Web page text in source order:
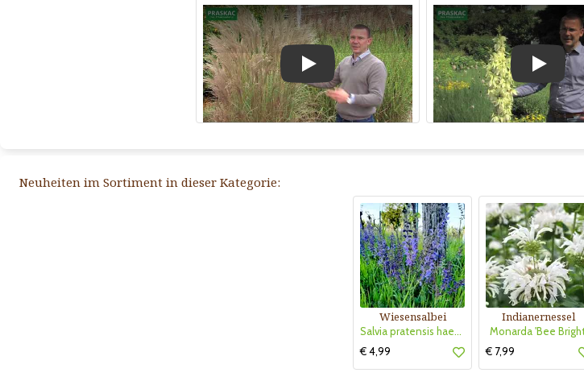
Play Play
Neuheiten im Sortiment in dieser Kategorie:
Wiesensalbei
Salvia pratensis haematodes
€ 4,99
Indianernessel
Monarda 'Bee
€ 7,99